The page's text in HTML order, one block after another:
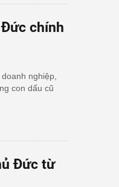
Đức chính
nghiệp,
con dấu cũ
Đức từ